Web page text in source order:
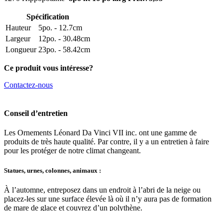
Spécification
Hauteur
5po. - 12.7cm
Largeur
12po. - 30.48cm
Longueur 23po. - 58.42cm
Ce produit vous intéresse?
Contactez-nous
Conseil d’entretien
Les Ornements Léonard Da Vinci VII inc. ont une gamme de
produits de très haute qualité. Par contre, il y a un entretien à faire
pour les protéger de notre climat changeant.
Statues, urnes, colonnes, animaux :
À l’automne, entreposez dans un endroit à l’abri de la neige ou
placez-les sur une surface élevée là où il n’y aura pas de formation
de mare de glace et couvrez d’un polythène.